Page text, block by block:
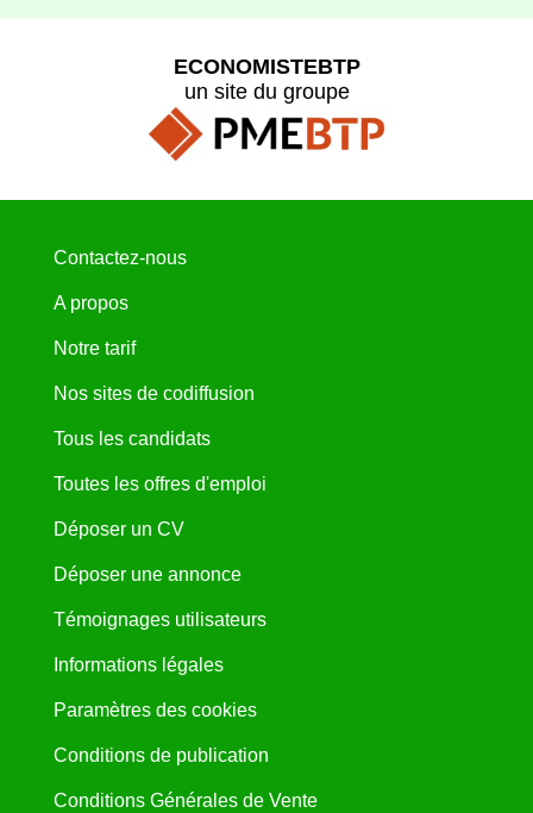
ECONOMISTEBTP
un site du groupe
Contactez-nous
A propos
Notre tarif
Nos sites de codiffusion
Tous les candidats
Toutes les offres d'emploi
Déposer un CV
Déposer une annonce
Témoignages utilisateurs
Informations légales
Paramètres des cookies
Conditions de publication
Conditions Générales de Vente